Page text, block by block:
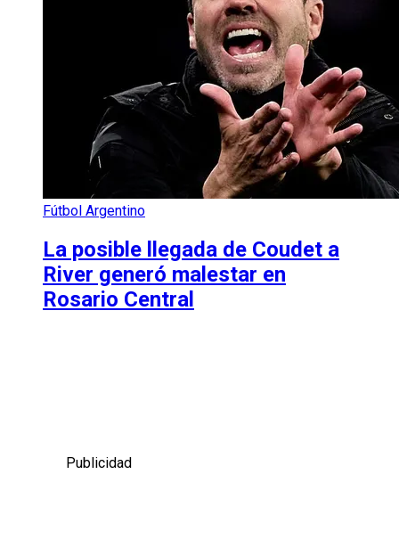
Fútbol Argentino
La posible llegada de Coudet a
River generó malestar en
Rosario Central
Publicidad